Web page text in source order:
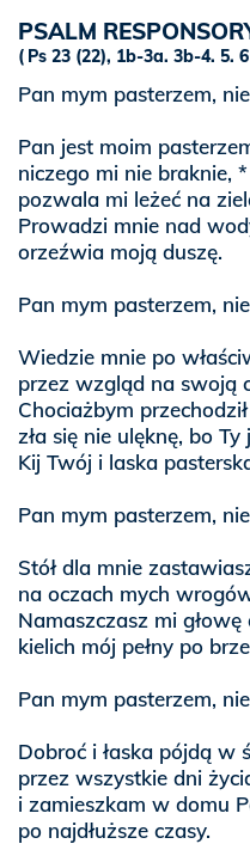
PSALM
Ps 23 (22), 1b-3a. 3b-4. 5.
Pan mym pasterzem,
Pan jest moim
niczego mi nie braknie, *
pozwala mi leżeć na
Prowadzi mnie nad
orzeźwia moją duszę.
Pan mym pasterzem,
Wiedzie mnie po
przez wzgląd na swoją
Chociażbym
zła się nie ulęknę, bo
Kij Twój i laska
Pan mym pasterzem,
Stół dla mnie
na oczach mych
Namaszczasz mi głowę
kielich mój pełny po
Pan mym pasterzem,
Dobroć i łaska pójdą w
przez wszystkie dni
i zamieszkam w domu
po najdłuższe czasy.